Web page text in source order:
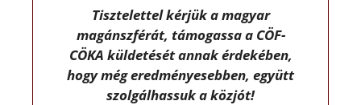
Tisztelettel kérjük a magyar
magánszférát, támogassa a CÖF-
CÖKA küldetését annak érdekében,
hogy még eredményesebben, együtt
szolgálhassuk a közjót!